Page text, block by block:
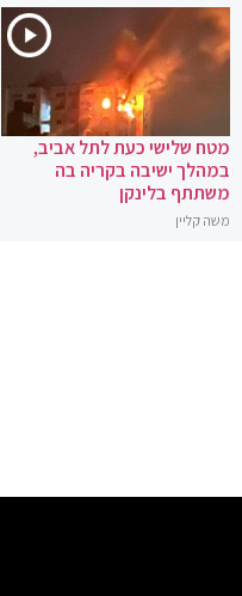
מטח שלישי כעת לתל אביב,
במהלך ישיבה בקריה בה
משתתף בלינקן
משה קליין